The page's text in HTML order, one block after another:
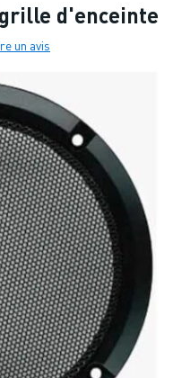
d'enceinte
un avis